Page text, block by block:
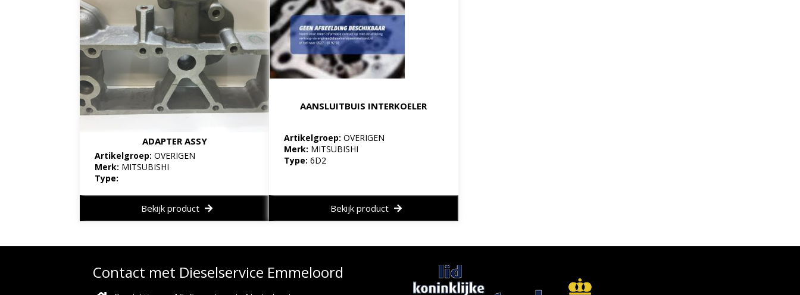
ADAPTER ASSY
Artikelgroep:OVERIGEN
Merk: MITSUBISHI
Type:
Bekijk product
AANSLUITBUIS INTERKOELER
Artikelgroep:OVERIGEN
Merk: MITSUBISHI
Type: 6D2
Bekijk product
Contact met Dieselservice Emmeloord